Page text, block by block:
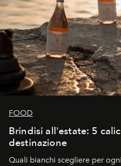
FOOD
Brindisi all'estate: 5
destinazione
Quali bianchi scegliere per